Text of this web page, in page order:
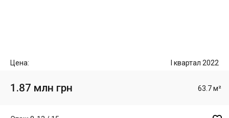
Цена: I квартал 2022
1.87 млн грн 63.7 м²